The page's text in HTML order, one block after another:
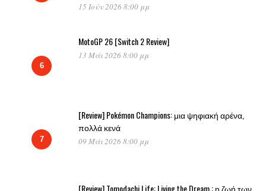
15 Ιούν 2026 8:00 μμ
6
MotoGP 26 [Switch 2 Review]
13 Μάι 2026 8:00 μμ
7
[Review] Pokémon Champions: μια ψηφιακή αρένα,
πολλά κενά
09 Μάι 2026 8:00 μμ
[Review] Tomodachi Life: Living the Dream : η ζωή των